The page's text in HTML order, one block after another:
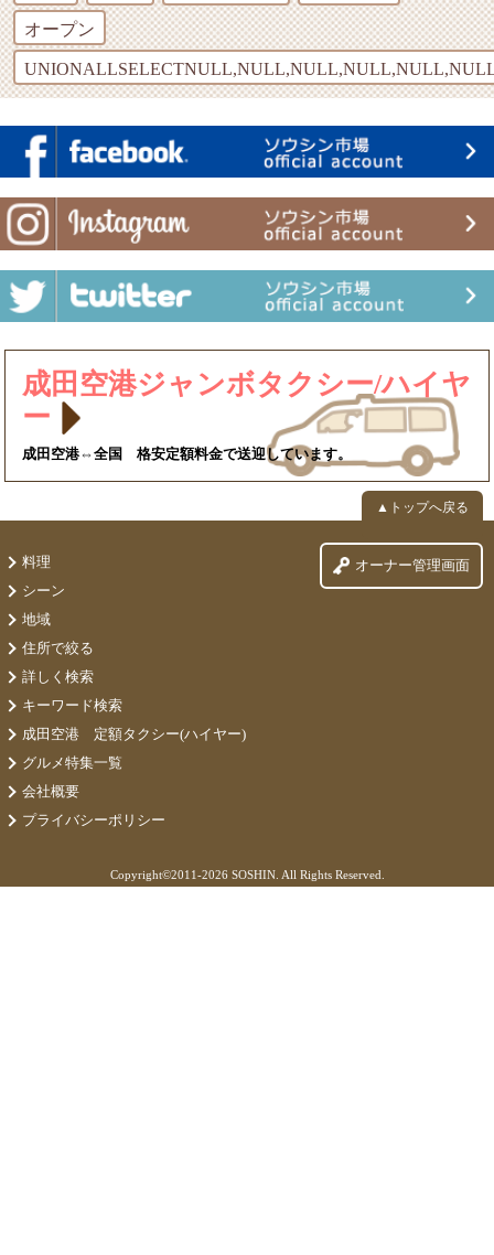
オープン
成田空港ジャンボタクシー/ハイヤ
ー
成田空港⇔全国 格安定額料金で送迎しています。
▲トップへ戻る
料理
シーン
地域
住所で絞る
詳しく検索
キーワード検索
成田空港 定額タクシー(ハイヤー)
グルメ特集一覧
会社概要
プライバシーポリシー
オーナー管理画面
Copyright©2011-2026 SOSHIN. All Rights Reserved.